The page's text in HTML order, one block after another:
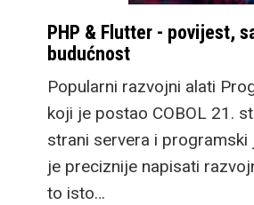
PHP & Flutter - povijest,
budućnost
Popularni razvojni alati
koji je postao COBOL 21.
strani servera i programski
je preciznije napisati
to isto…